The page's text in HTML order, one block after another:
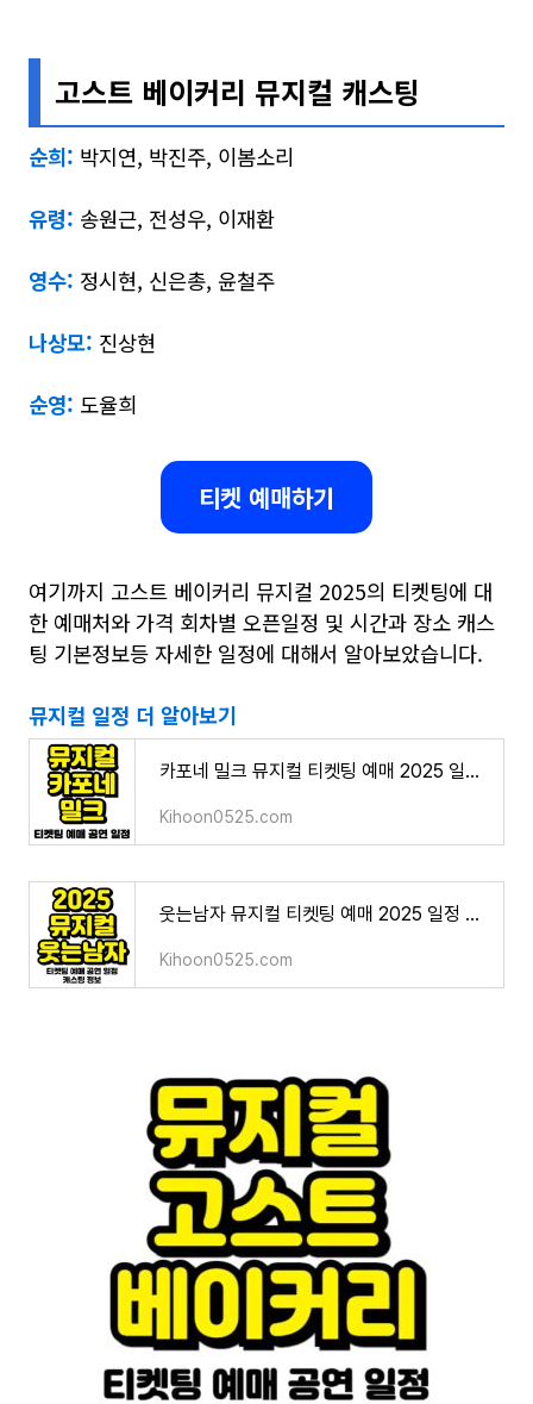
고스트 베이커리 뮤지컬 캐스팅
순희: 박지연, 박진주, 이봄소리
유령: 송원근, 전성우, 이재환
영수: 정시현, 신은총, 윤철주
나상모: 진상현
순영: 도율희
티켓 예매하기
여기까지 고스트 베이커리 뮤지컬 2025의 티켓팅에 대
한 예매처와 가격 회차별 오픈일정 및 시간과 장소 캐스
팅 기본정보등 자세한 일정에 대해서 알아보았습니다.
뮤지컬 일정 더 알아보기
카포네 밀크 뮤지컬 티켓팅 예매 2025 일정 캐스팅 기본정보 회차별 총정리!
Kihoon0525.com
웃는남자 뮤지컬 티켓팅 예매 2025 일정 캐스팅 총정리!
Kihoon0525.com